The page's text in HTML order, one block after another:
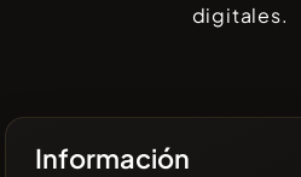
digitales.
Información